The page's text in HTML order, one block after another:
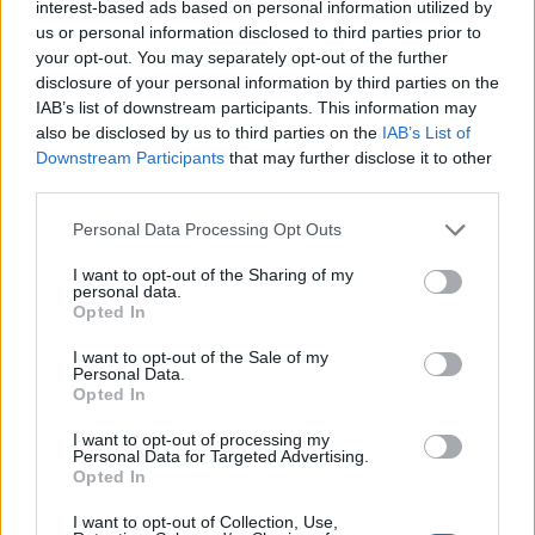
interest-based ads based on personal information utilized by
us or personal information disclosed to third parties prior to
your opt-out. You may separately opt-out of the further
disclosure of your personal information by third parties on the
IAB’s list of downstream participants. This information may
also be disclosed by us to third parties on the IAB’s List of
Downstream Participants that may further disclose it to other
Personal Data Processing Opt Outs
I want to opt-out of the Sharing of my
personal data.
Opted In
I want to opt-out of the Sale of my
Personal Data.
Opted In
I want to opt-out of processing my
Personal Data for Targeted Advertising.
Opted In
I want to opt-out of Collection, Use,
wszystkim jest to jednostka wybitnie wrażliwa na
bodźce dochodzące do niej ze świata
zewnętrznego, świadczy o tym fakt, że jest
pisarzem, artystą. Taki wrażliwy człowiek przez
kilkadziesiąt lat swojego życia wegetował w
ustroju komunistycznym, któremu daleko było do
sprawiedliwości społecznej, wolności słowa,
istotnych dla każdego twórcy.
Kategorie
opracowania
Mała apokalipsa – symbolika
tytułu